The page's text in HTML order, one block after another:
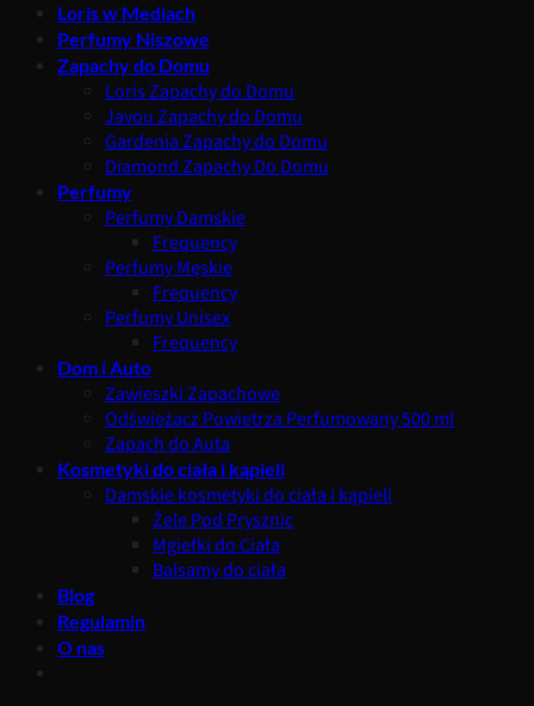
Loris w Mediach
Perfumy Niszowe
Zapachy do Domu
Loris Zapachy do Domu
Javou Zapachy do Domu
Gardenia Zapachy do Domu
Diamond Zapachy Do Domu
Perfumy
Perfumy Damskie
Frequency
Perfumy Męskie
Frequency
Perfumy Unisex
Frequency
Dom i Auto
Zawieszki Zapachowe
Odświeżacz Powietrza Perfumowany 500 ml
Zapach do Auta
Kosmetyki do ciała i kąpieli
Damskie kosmetyki do ciała i kąpieli
Żele Pod Prysznic
Mgiełki do Ciała
Balsamy do ciała
Blog
Regulamin
O nas